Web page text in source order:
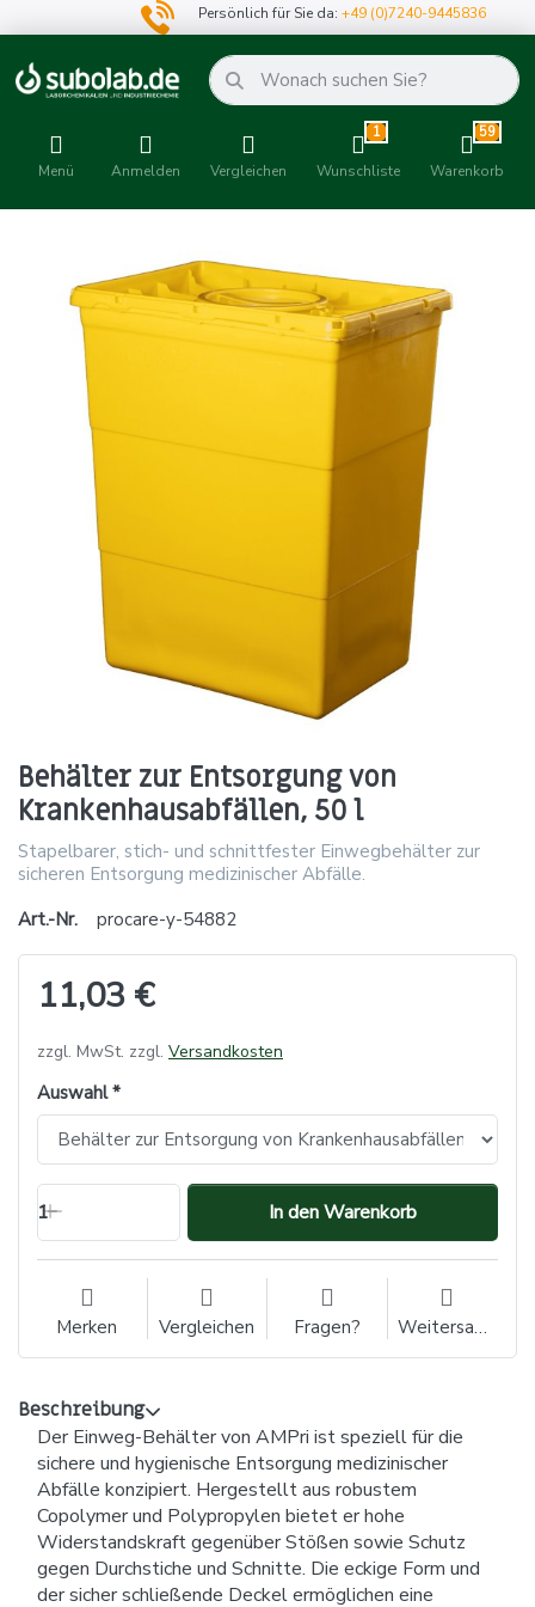
Persönlich für Sie da:+49 (0)7240-9445836
Menü Anmelden Vergleichen
1
Wunschliste
59
Warenkorb
Behälter zur Entsorgung von
Krankenhausabfällen, 50 l
Stapelbarer, stich- und schnittfester Einwegbehälter zur
sicheren Entsorgung medizinischer Abfälle.
Art.-Nr.
procare-y-54882
11,03 €
zzgl. MwSt. zzgl. Versandkosten
Auswahl
1 In den Warenkorb
Merken Vergleichen Fragen? Weitersagen
Beschreibung
Der Einweg-Behälter von AMPri ist speziell für die
sichere und hygienische Entsorgung medizinischer
Abfälle konzipiert. Hergestellt aus robustem
Copolymer und Polypropylen bietet er hohe
Widerstandskraft gegenüber Stößen sowie Schutz
gegen Durchstiche und Schnitte. Die eckige Form und
der sicher schließende Deckel ermöglichen eine